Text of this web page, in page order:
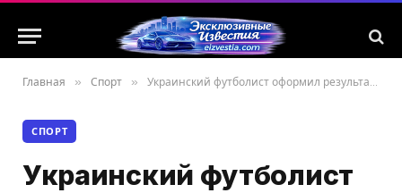
Главная » Спорт » Украинский футболист оформил результативное действие в матче Кубка Бельгии
СПОРТ
Украинский футболист